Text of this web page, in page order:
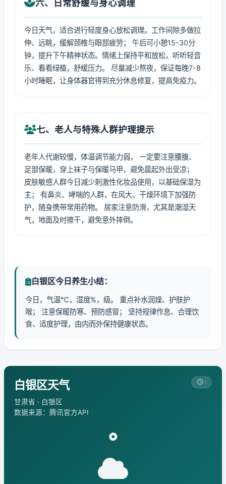
六、日常舒缓与身心调理
今日天气，适合进行轻度身心放松调理。工作间隙多做拉
伸、远眺，缓解颈椎与眼部疲劳； 午后可小憩15-30分
钟，提升下午精神状态。情绪上保持平和放松，听听轻音
乐、看看绿植，舒缓压力。 尽量减少熬夜，保证每晚7-8
小时睡眠，让身体器官得到充分休息修复，提高免疫力。
七、老人与特殊人群护理提示
老年人代谢较慢，体温调节能力弱， 一定要注意腰腹、
足部保暖，穿上袜子与保暖马甲，避免晨起外出受凉；
皮肤敏感人群今日减少刺激性化妆品使用，以基础保湿为
主； 有鼻炎、哮喘的人群，在风大、干燥环境下加强防
护，随身携带常用药物。 居家注意防滑，尤其是潮湿天
气，地面及时擦干，避免意外摔倒。
白银区今日养生小结：
今日，气温℃，湿度%，级。 重点补水润燥、护肤护
喉； 注意保暖防寒、预防感冒； 坚持规律作息、合理饮
食、适度护理，由内而外保持健康状态。
白银区天气
甘肃省 · 白银区
数据来源：腾讯官方API
:
°